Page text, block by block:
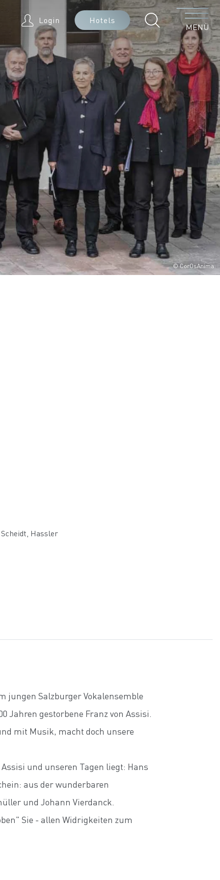
Login Hotels
Menü
MENÜ
© CorOsAnima
Hassler
jungen Salzburger Vokalensemble
Jahren gestorbene Franz von Assisi.
mit Musik, macht doch unsere
und unseren Tagen liegt: Hans
aus der wunderbaren
und Johann Vierdanck.
Sie - allen Widrigkeiten zum